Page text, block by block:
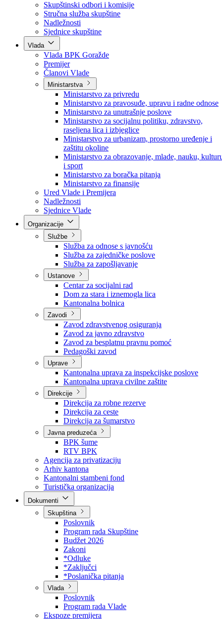
Poslanici po strankama
Poslanici po klubovima naroda
Kolegij skupštine
Skupštinski odbori i komisije
Stručna služba skupštine
Nadležnosti
Sjednice skupštine
Vlada
Vlada BPK Goražde
Premijer
Članovi Vlade
Ministarstva
Ministarstvo za privredu
Ministarstvo za pravosuđe, upravu i radne odnose
Ministarstvo za unutrašnje poslove
Ministarstvo za socijalnu politiku, zdravstvo,
raseljena lica i izbjeglice
Ministarstvo za urbanizam, prostorno uređenje i
zaštitu okoline
Ministarstvo za obrazovanje, mlade, nauku,
i sport
Ministarstvo za boračka pitanja
Ministarstvo za finansije
Ured Vlade i Premijera
Nadležnosti
Sjednice Vlade
Službe
Služba za odnose s javnošću
Služba za zajedničke poslove
Služba za zapošljavanje
Ustanove
Centar za socijalni rad
Dom za stara i iznemogla lica
Kantonalna bolnica
Zavodi
Zavod zdravstvenog osiguranja
Zavod za javno zdravstvo
Zavod za besplatnu pravnu pomoć
Pedagoški zavod
Uprave
Kantonalna uprava za inspekcijske poslove
Kantonalna uprava civilne zaštite
Direkcije
Direkcija za robne rezerve
Direkcija za ceste
Direkcija za šumarstvo
Javna preduzeća
BPK šume
RTV BPK
Agencija za privatizaciju
Arhiv kantona
Kantonalni stambeni fond
Turistička organizacija
Skupština
Poslovnik
Program rada Skupštine
Budžet 2026
Zakoni
*Odluke
*Zaključci
*Poslanička pitanja
Vlada